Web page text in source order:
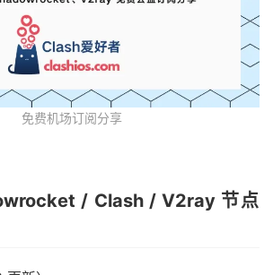
免费机场订阅分享
/ Clash / V2ray 节点